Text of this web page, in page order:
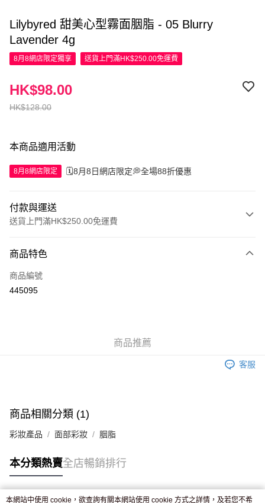
Lilybyred 甜美心型霧面胭脂 - 05 Blurry
Lavender 4g
8月8網店限定獨享 送貨上門滿HK$250.00免運費
HK$128.00
HK$98.00
本商品適用活動
8月8網店限定 🗓️8月8日網店限定💭全場88折優惠
付款與運送
送貨上門滿HK$250.00免運費
信用卡
Apple Pay
付款後門市自取，訂單確認後2-4個工作天到店，7天內取。逾期後
商品特色
商品編號
445095
商品推薦
客服
商品相關分類 (1)
彩妝產品 面部彩妝 胭脂
本分類熱賣全店暢銷排行
本網站中使用 cookie，欲查詢有關本網站使用 cookie 方式之詳情，及若您不希